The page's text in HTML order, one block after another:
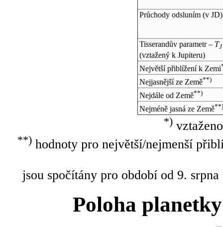
Průchody odsluním (v JD)
Tisserandův parametr – TJ
(vztažený k Jupiteru)
Největší přiblížení k Zemi
Nejjasnější ze Země**)
Nejdále od Země**)
Nejméně jasná ze Země**)
*)
**)hodnoty pro největší/nejmenší
jsou spočítány pro období od 9.
Poloha